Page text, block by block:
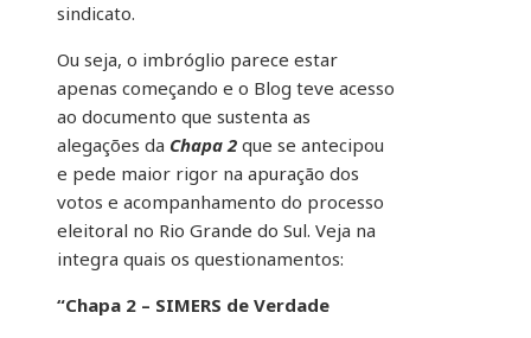
sindicato.
Ou seja, o imbróglio parece estar
apenas começando e o Blog teve acesso
ao documento que sustenta as
alegações da Chapa 2 que se antecipou
e pede maior rigor na apuração dos
votos e acompanhamento do processo
eleitoral no Rio Grande do Sul. Veja na
integra quais os questionamentos:
“Chapa 2 – SIMERS de Verdade